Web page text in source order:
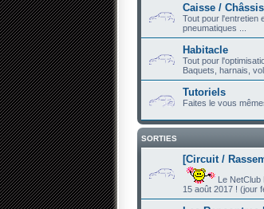
Caisse / Châssis
Tout pour l'entretien
pneumatiques ...
Habitacle
Tout pour
Baquets, harnais,
Tutoriels
Faites le vous
SORTIES
[Circuit /
Le
15 août 2017 ! (jour